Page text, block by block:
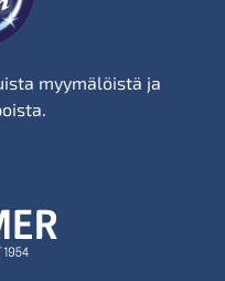
myymälöistä ja